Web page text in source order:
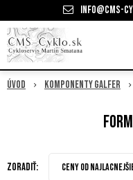
info@cms-
Úvod Komponenty Galfer
Zoradiť: Ceny od